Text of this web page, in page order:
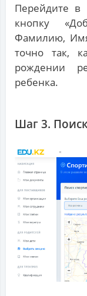
Перейдите в
кнопку
Фамилию,
точно так,
рождении
ребенка.
Шаг 3.